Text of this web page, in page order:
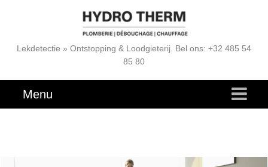
Lekdetectie » Ontstopping & Loodgieterij. Bel ons: +32 485 54
85 80
Menu